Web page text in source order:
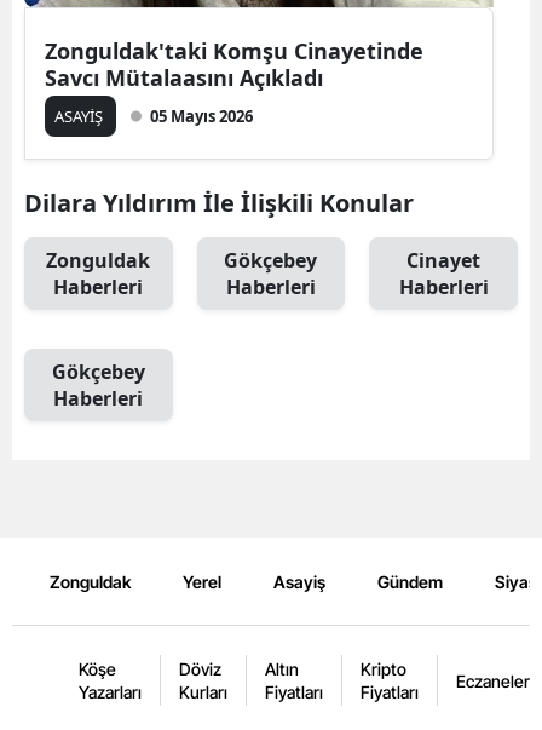
Zonguldak'taki Komşu Cinayetinde
Savcı Mütalaasını Açıkladı
ASAYİŞ 05 Mayıs 2026
Dilara Yıldırım İle İlişkili Konular
Zonguldak
Haberleri
Gökçebey
Haberleri
Cinayet
Haberleri
Gökçebey
Haberleri
Zonguldak Yerel Asayiş Gündem
Köşe
Yazarları
Döviz
Kurları
Altın
Fiyatları
Kripto
Fiyatları
Eczaneler